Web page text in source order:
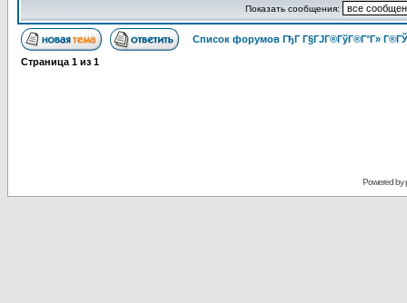
Показать сообщения:
Список форумов ГђГ Г§ГЈГ®ГўГ®Г°Г»
Страница 1 из 1
Powered by